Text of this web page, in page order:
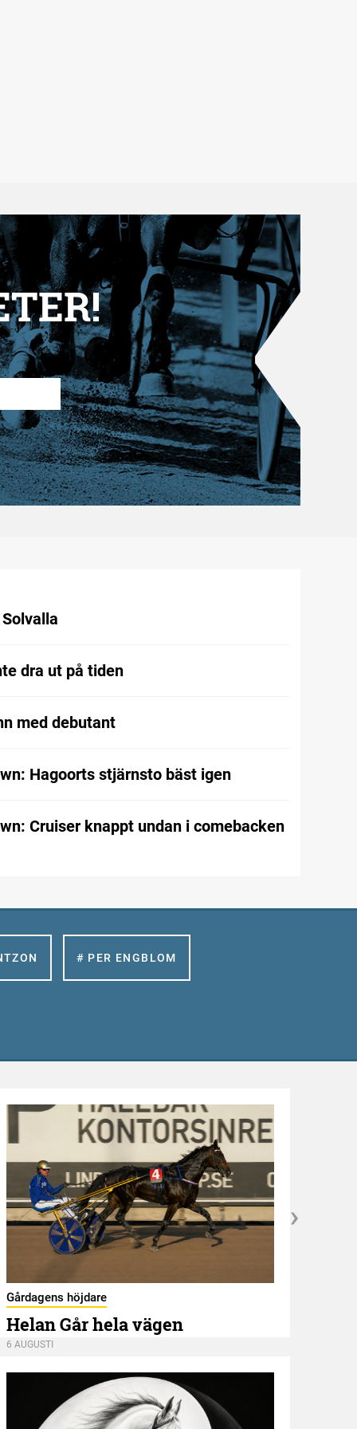
dra ut på tiden
med debutant
Hagoorts stjärnsto bäst igen
Cruiser knappt undan i comebacken
# PER ENGBLOM
Gårdagens höjdare
Helan Går hela vägen
6 AUGUSTI